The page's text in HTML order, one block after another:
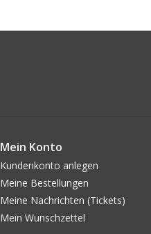
Mein Konto
Kundenkonto anlegen
Meine Bestellungen
Meine Nachrichten (Tickets)
Mein Wunschzettel